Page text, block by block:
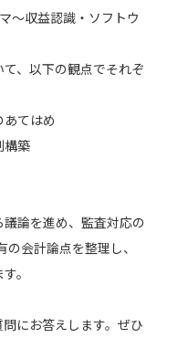
～収益認識・ソフトウ
、以下の観点でそれぞ
てはめ
構築
論を進め、監査対応の
会計論点を整理し、
。
にお答えします。ぜひ